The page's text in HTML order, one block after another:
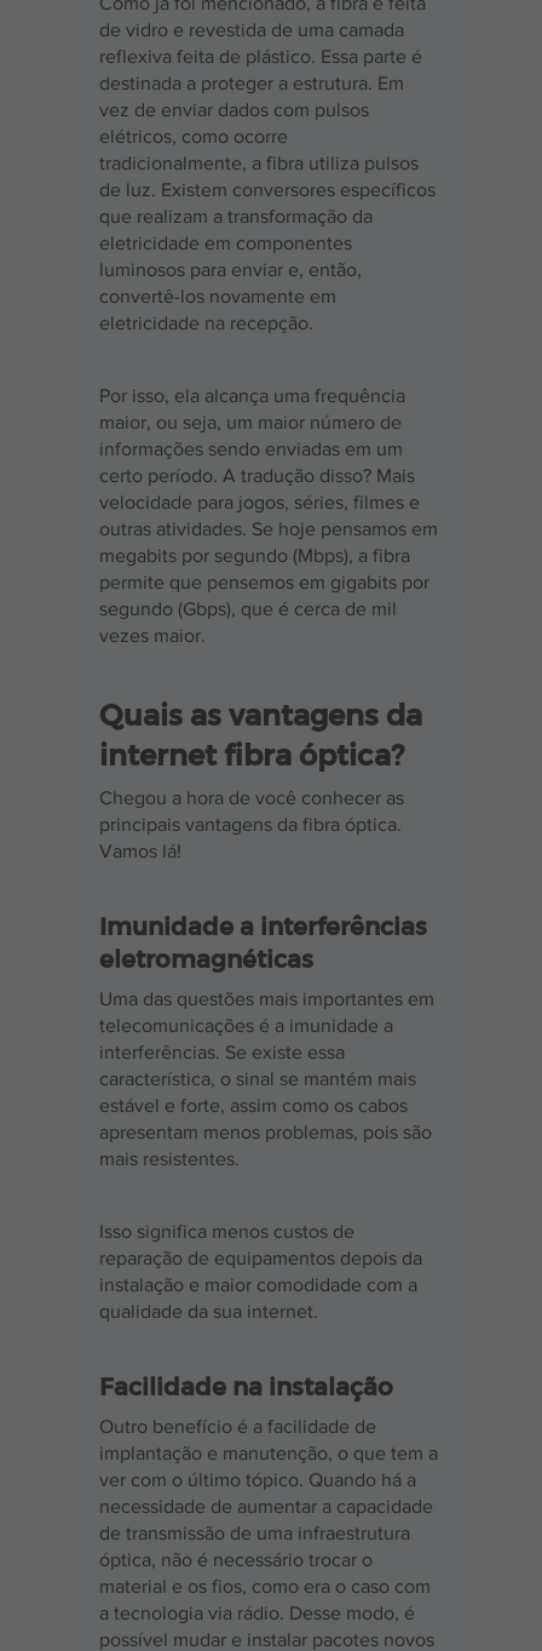
de vidro e revestida de uma camada
reflexiva feita de plástico. Essa parte é
destinada a proteger a estrutura. Em
vez de enviar dados com pulsos
elétricos, como ocorre
tradicionalmente, a fibra utiliza pulsos
de luz. Existem conversores específicos
que realizam a transformação da
eletricidade em componentes
luminosos para enviar e, então,
convertê-los novamente em
eletricidade na recepção.
Por isso, ela alcança uma frequência
maior, ou seja, um maior número de
informações sendo enviadas em um
certo período. A tradução disso? Mais
velocidade para jogos, séries, filmes e
outras atividades. Se hoje pensamos em
megabits por segundo (Mbps), a fibra
permite que pensemos em gigabits por
segundo (Gbps), que é cerca de mil
vezes maior.
Quais as vantagens da
internet fibra óptica?
Chegou a hora de você conhecer as
principais vantagens da fibra óptica.
Vamos lá!
Imunidade a interferências
eletromagnéticas
Uma das questões mais importantes em
telecomunicações é a imunidade a
interferências. Se existe essa
característica, o sinal se mantém mais
estável e forte, assim como os cabos
apresentam menos problemas, pois são
mais resistentes.
Isso significa menos custos de
reparação de equipamentos depois da
instalação e maior comodidade com a
qualidade da sua internet.
Facilidade na instalação
Outro benefício é a facilidade de
implantação e manutenção, o que tem a
ver com o último tópico. Quando há a
necessidade de aumentar a capacidade
de transmissão de uma infraestrutura
óptica, não é necessário trocar o
material e os fios, como era o caso com
a tecnologia via rádio. Desse modo, é
possível mudar e instalar pacotes novos